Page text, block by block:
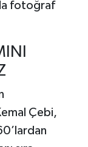
fotoğraf
Çebi,